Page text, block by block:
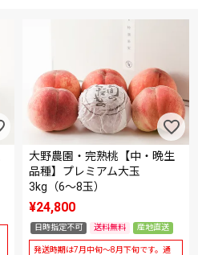
大野農園・完熟桃【中・晩生
品種】プレミアム大玉
3kg（6～8玉）
¥24,800
日時指定不可 送料無料 産地直送
発送時期は7月中旬～8月下旬です。通